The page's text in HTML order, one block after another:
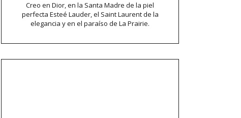
Creo en Dior, en la Santa Madre de la piel
perfecta Esteé Lauder, el Saint Laurent de la
elegancia y en el paraíso de La Prairie.